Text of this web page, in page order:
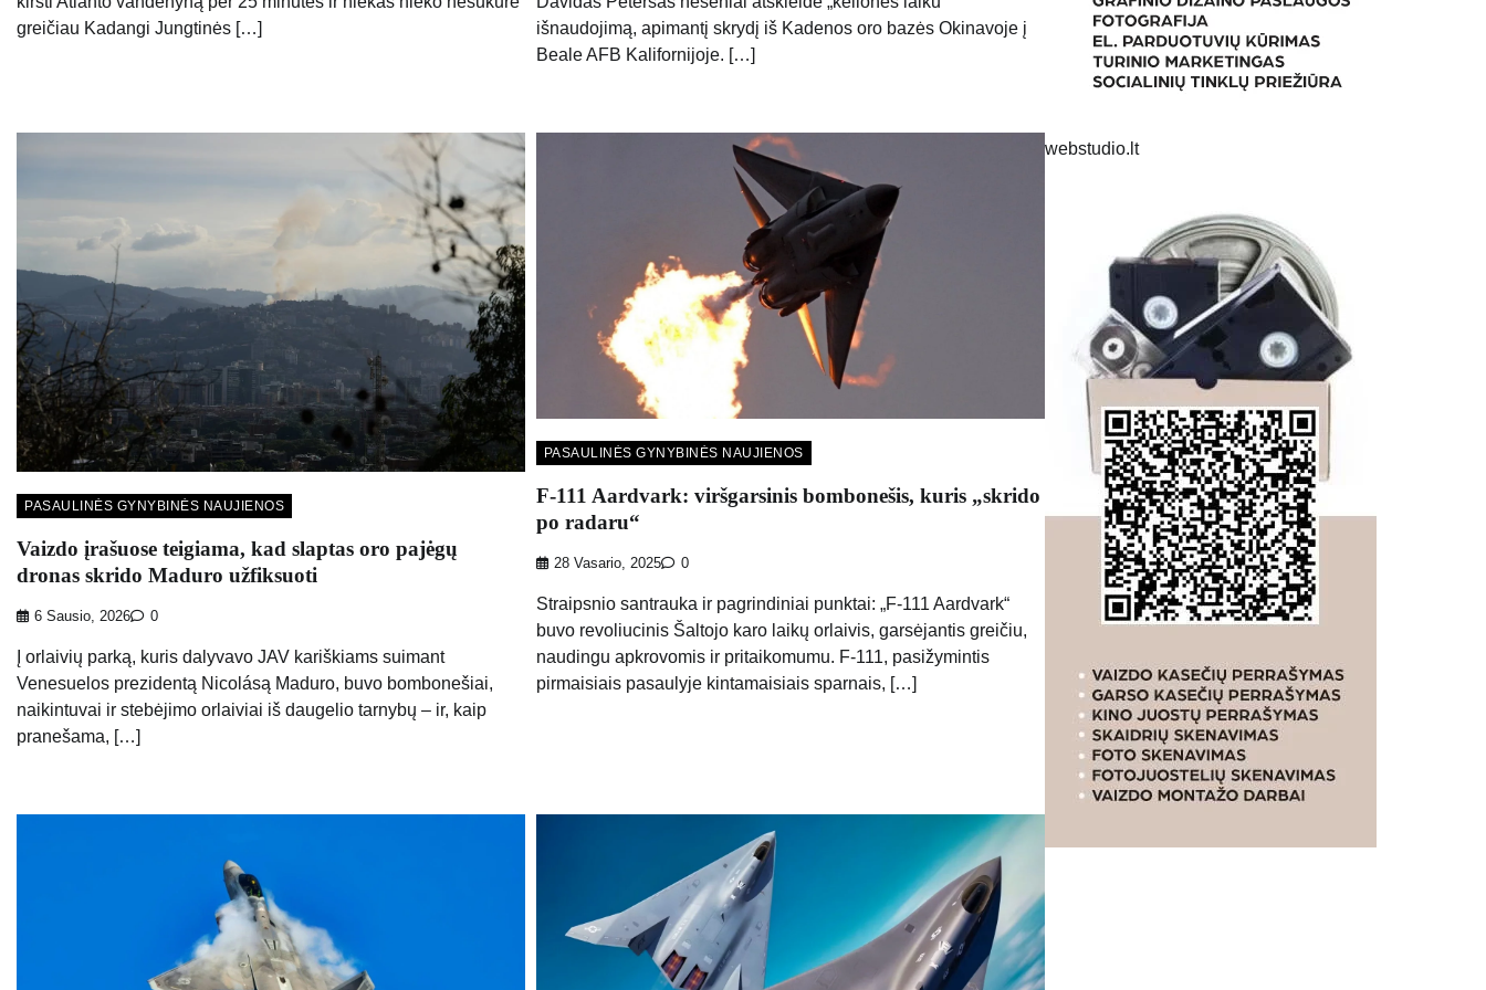
greičiau Kadangi Jungtinės […]
išnaudojimą, apimantį skrydį iš Kadenos oro bazės Okinavoje į
Beale AFB Kalifornijoje. […]
PASAULINĖS GYNYBINĖS NAUJIENOS
Vaizdo įrašuose teigiama, kad slaptas oro pajėgų
dronas skrido Maduro užfiksuoti
6 Sausio, 2026 0
Į orlaivių parką, kuris dalyvavo JAV kariškiams suimant
Venesuelos prezidentą Nicolásą Maduro, buvo bombonešiai,
naikintuvai ir stebėjimo orlaiviai iš daugelio tarnybų – ir, kaip
pranešama, […]
PASAULINĖS GYNYBINĖS NAUJIENOS
F-111 Aardvark: viršgarsinis bombonešis, kuris „skrido
po radaru“
28 Vasario, 2025 0
Straipsnio santrauka ir pagrindiniai punktai: „F-111 Aardvark“
buvo revoliucinis Šaltojo karo laikų orlaivis, garsėjantis greičiu,
naudingu apkrovomis ir pritaikomumu. F-111, pasižymintis
pirmaisiais pasaulyje kintamaisiais sparnais, […]
webstudio.lt